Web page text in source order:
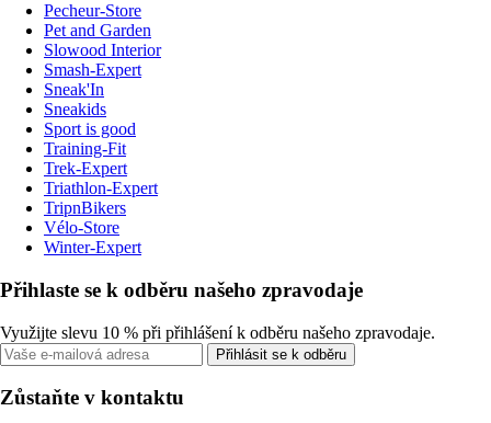
Pecheur-Store
Pet and Garden
Slowood Interior
Smash-Expert
Sneak'In
Sneakids
Sport is good
Training-Fit
Trek-Expert
Triathlon-Expert
TripnBikers
Vélo-Store
Winter-Expert
Přihlaste se k odběru našeho zpravodaje
Využijte slevu 10 % při přihlášení k odběru našeho zpravodaje.
Přihlásit se k odběru
Zůstaňte v kontaktu